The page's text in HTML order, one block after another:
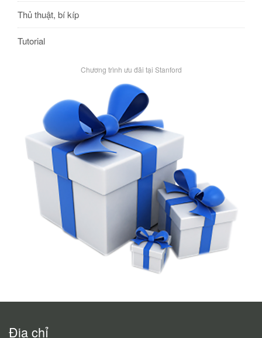
Thủ thuật, bí kíp
Tutorial
Chương trình ưu đãi tại Stanford
Địa chỉ